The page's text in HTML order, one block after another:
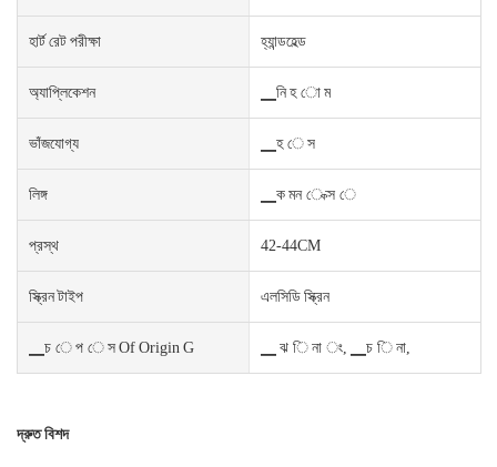
হার্ট রেট পরীক্ষা হ্যান্ডহেল্ড
অ্যাপ্লিকেশন ▁নি হ ো ম
ভাঁজযোগ্য ▁হ ে স
লিঙ্গ ▁ক মন ে ক্স ে
প্রস্থ 42-44CM
স্ক্রিন টাইপ এলসিডি স্ক্রিন
▁চ ে প ে স Of Origin G ▁ ঝ ি না ং, ▁চ ি না,
দ্রুত বিশদ